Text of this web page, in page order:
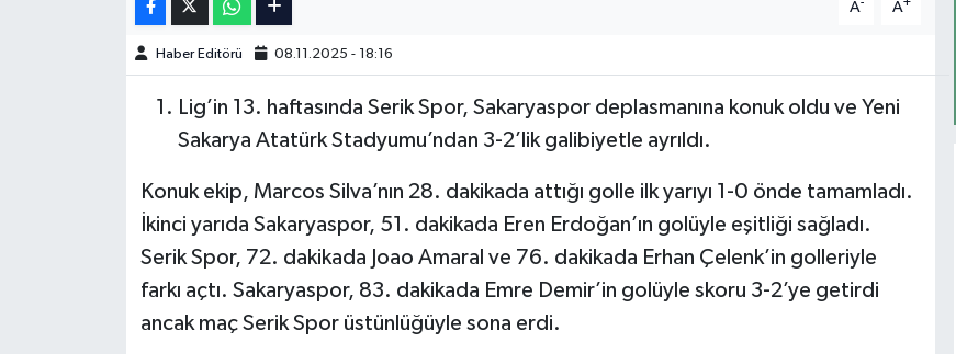
A A
Haber Editörü 08.11.2025 - 18:16
Lig’in 13. haftasında Serik Spor, Sakaryaspor deplasmanına konuk oldu ve Yeni
Sakarya Atatürk Stadyumu’ndan 3-2’lik galibiyetle ayrıldı.
Konuk ekip, Marcos Silva’nın 28. dakikada attığı golle ilk yarıyı 1-0 önde tamamladı.
İkinci yarıda Sakaryaspor, 51. dakikada Eren Erdoğan’ın golüyle eşitliği sağladı.
Serik Spor, 72. dakikada Joao Amaral ve 76. dakikada Erhan Çelenk’in golleriyle
farkı açtı. Sakaryaspor, 83. dakikada Emre Demir’in golüyle skoru 3-2’ye getirdi
ancak maç Serik Spor üstünlüğüyle sona erdi.
Türkiye Basketbol Ligi
Kadınlar Basketbol Ligi
Formula 1